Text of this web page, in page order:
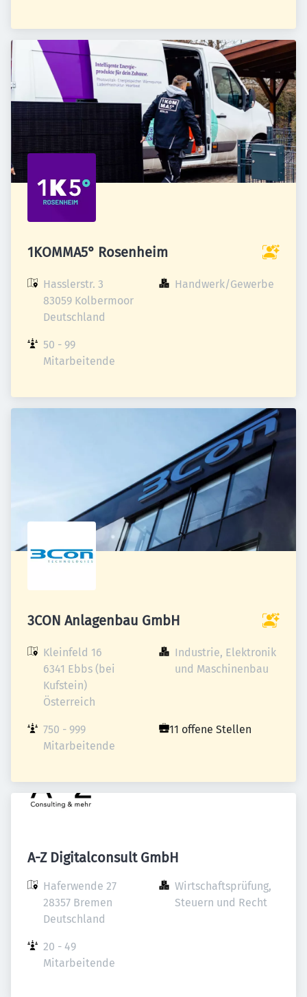
1KOMMA5° Rosenheim
Hasslerstr. 3
83059 Kolbermoor
Deutschland
Handwerk/Gewerbe
50 - 99
Mitarbeitende
3CON Anlagenbau GmbH
Kleinfeld 16
6341 Ebbs (bei
Kufstein)
Österreich
Industrie, Elektronik
und Maschinenbau
750 - 999
Mitarbeitende
11 offene Stellen
A-Z Digitalconsult GmbH
Haferwende 27
28357 Bremen
Deutschland
Wirtschaftsprüfung,
Steuern und Recht
20 - 49
Mitarbeitende